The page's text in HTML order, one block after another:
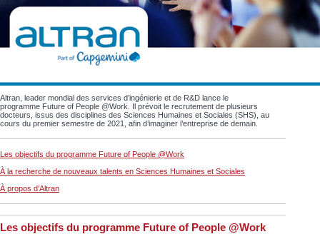
Altran, leader mondial des services d’ingénierie et de R&D lance le
programme Future of People @Work. Il prévoit le recrutement de plusieurs
docteurs, issus des disciplines des Sciences Humaines et Sociales (SHS), au
cours du premier semestre de 2021, afin d’imaginer l’entreprise de demain.
Les objectifs du programme Future of People @Work
À la recherche de nouveaux talents en Sciences Humaines et Sociales
À propos d’Altran
Les objectifs du programme Future of People @Work